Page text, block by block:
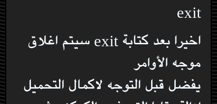
exit
اخيرا بعد كتابة exit سيتم اغلاق
موجه الأوامر
يفضل قبل التوجه لاكمال التحميل